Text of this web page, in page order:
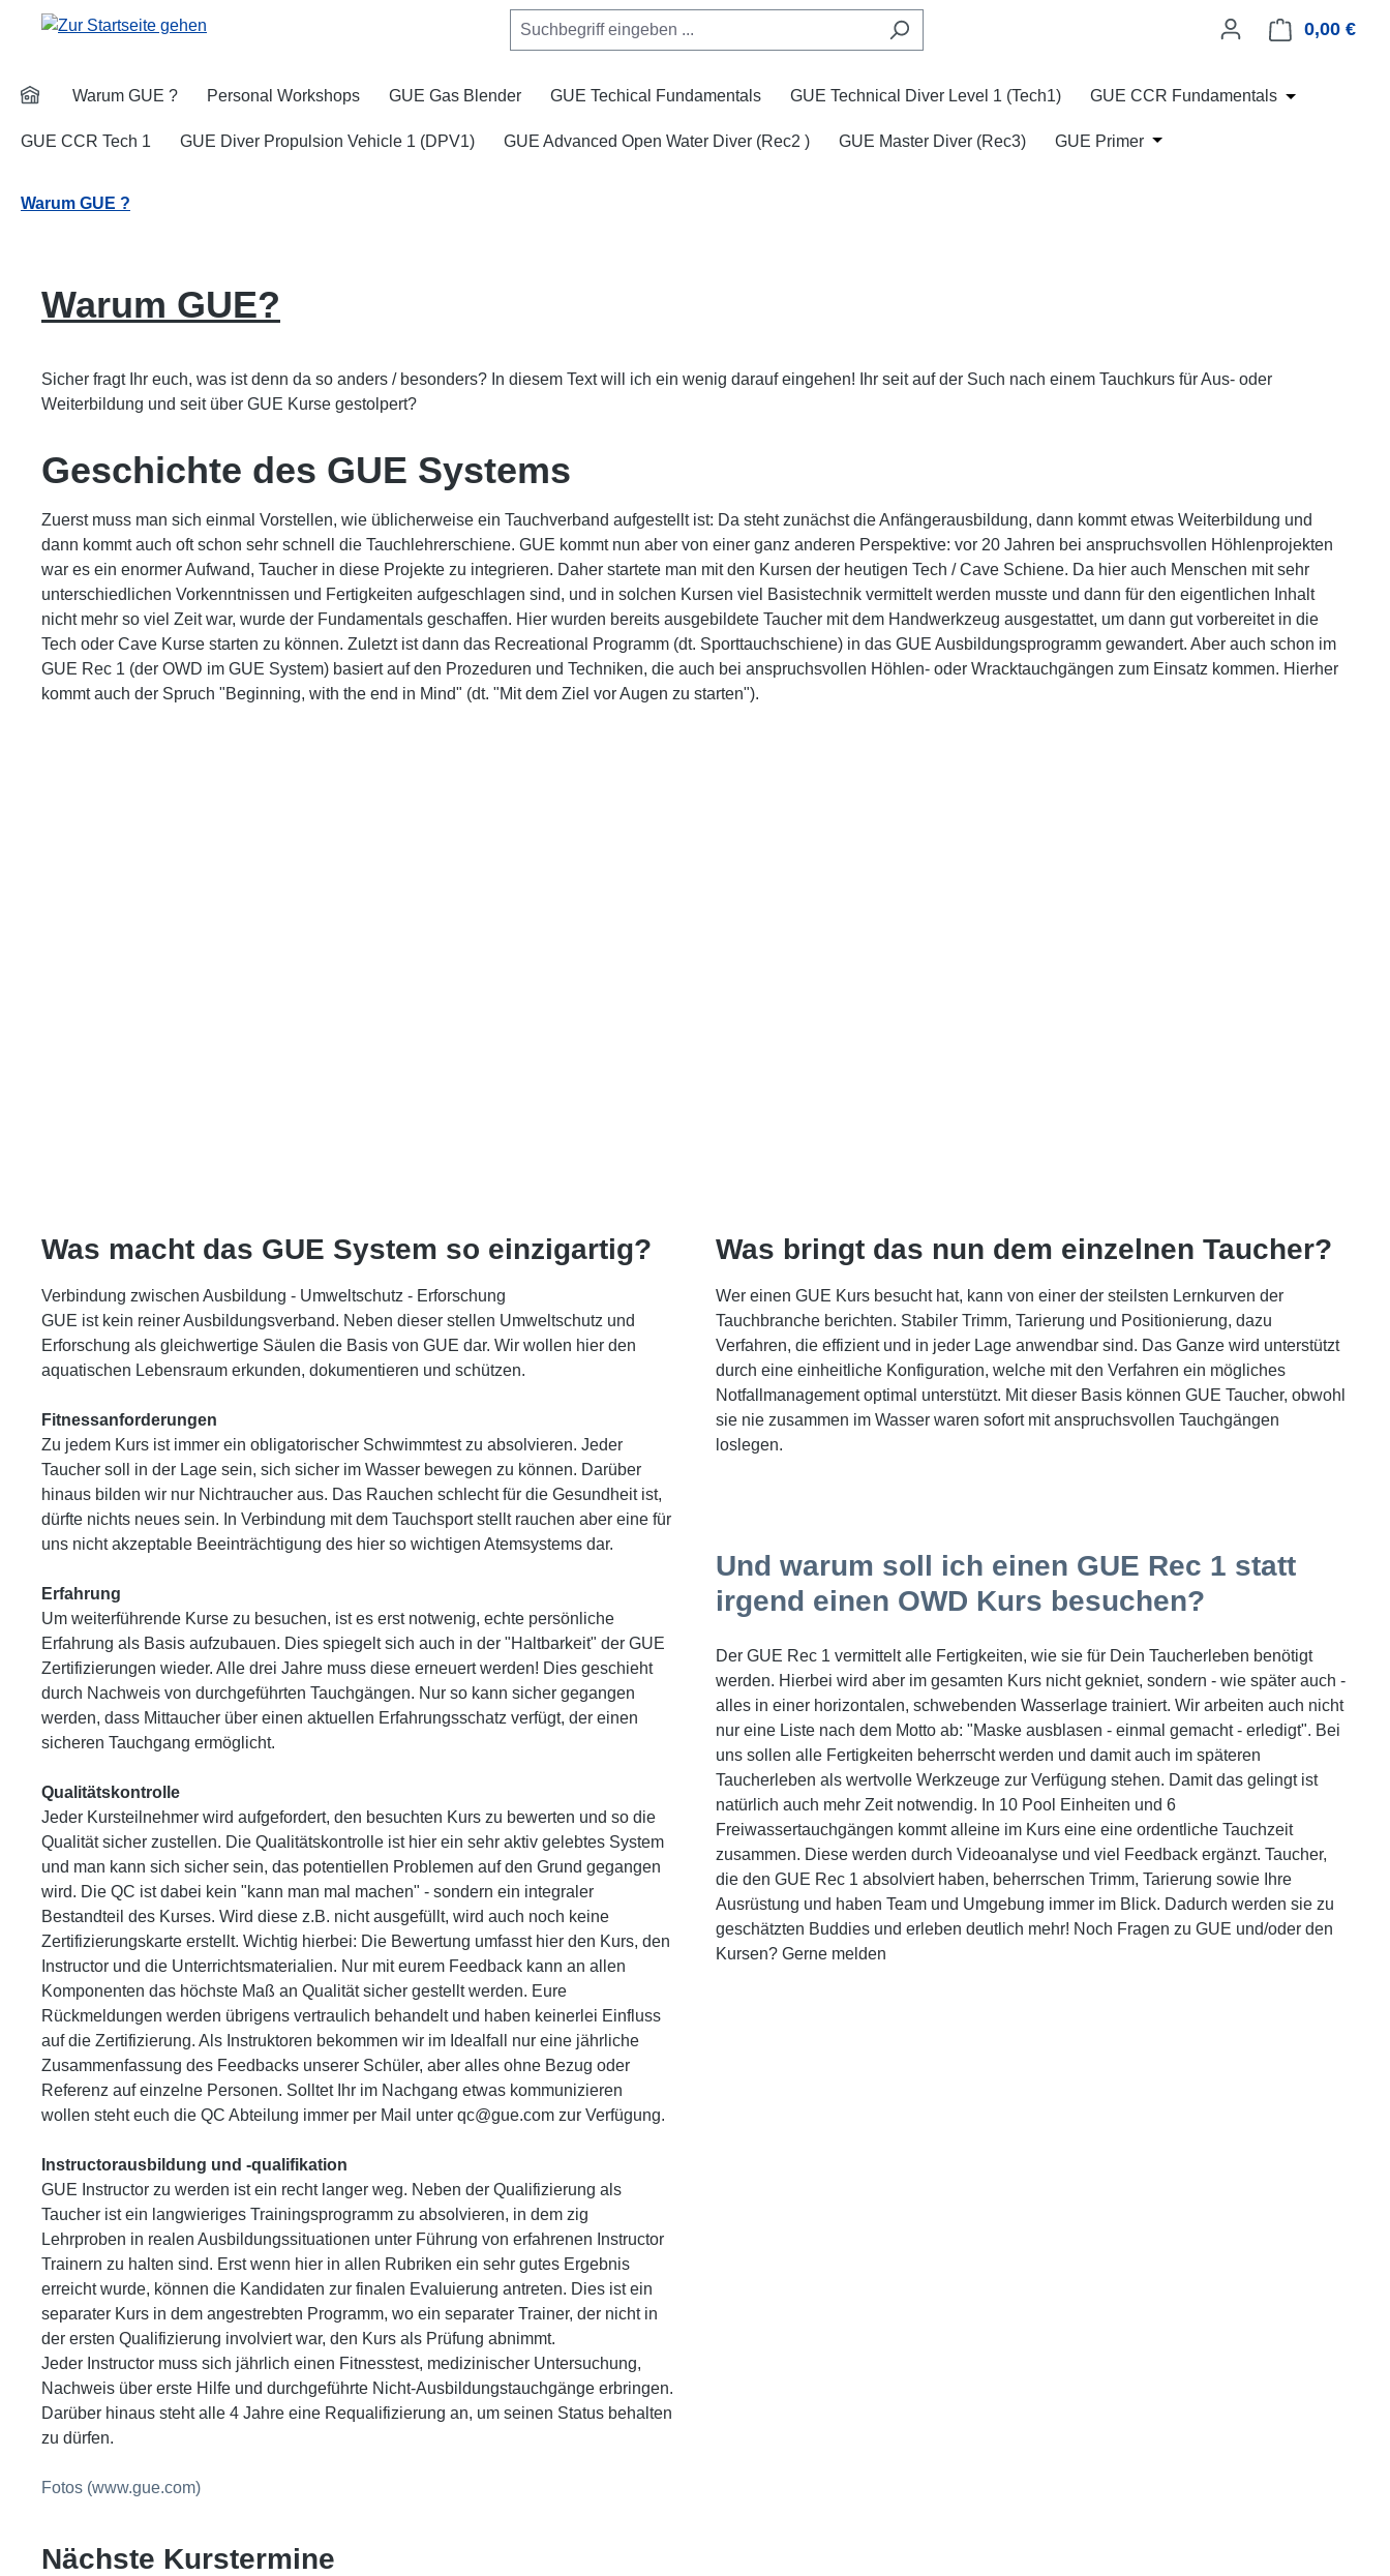
Hauptinhalt springen
Zur Suche springen
Zur Hauptnavigation springen 0,00 €
Warum GUE ? Personal Workshops GUE Gas Blender GUE Techical Fundamentals GUE Technical Diver Level 1 (Tech1) GUE CCR Fundamentals Öffne oder
GUE CCR Tech 1 GUE Diver Propulsion Vehicle 1 (DPV1) GUE Advanced Open Water Diver (Rec2 ) GUE Master Diver (Rec3) GUE Primer Öffne oder Schließe das
Warum GUE ?
Warum GUE?
Sicher fragt Ihr euch, was ist denn da so anders / besonders? In diesem Text will ich ein wenig darauf eingehen! Ihr seit auf der Such nach einem Tauchkurs für Aus- oder
Weiterbildung und seit über GUE Kurse gestolpert?
Geschichte des GUE Systems
Zuerst muss man sich einmal Vorstellen, wie üblicherweise ein Tauchverband aufgestellt ist: Da steht zunächst die Anfängerausbildung, dann kommt etwas Weiterbildung und
dann kommt auch oft schon sehr schnell die Tauchlehrerschiene. GUE kommt nun aber von einer ganz anderen Perspektive: vor 20 Jahren bei anspruchsvollen Höhlenprojekten
war es ein enormer Aufwand, Taucher in diese Projekte zu integrieren. Daher startete man mit den Kursen der heutigen Tech / Cave Schiene. Da hier auch Menschen mit sehr
unterschiedlichen Vorkenntnissen und Fertigkeiten aufgeschlagen sind, und in solchen Kursen viel Basistechnik vermittelt werden musste und dann für den eigentlichen Inhalt
nicht mehr so viel Zeit war, wurde der Fundamentals geschaffen. Hier wurden bereits ausgebildete Taucher mit dem Handwerkzeug ausgestattet, um dann gut vorbereitet in die
Tech oder Cave Kurse starten zu können. Zuletzt ist dann das Recreational Programm (dt. Sporttauchschiene) in das GUE Ausbildungsprogramm gewandert. Aber auch schon im
GUE Rec 1 (der OWD im GUE System) basiert auf den Prozeduren und Techniken, die auch bei anspruchsvollen Höhlen- oder Wracktauchgängen zum Einsatz kommen. Hierher
kommt auch der Spruch "Beginning, with the end in Mind" (dt. "Mit dem Ziel vor Augen zu starten").
Was macht das GUE System so einzigartig?
Verbindung zwischen Ausbildung - Umweltschutz - Erforschung
GUE ist kein reiner Ausbildungsverband. Neben dieser stellen Umweltschutz und
Erforschung als gleichwertige Säulen die Basis von GUE dar. Wir wollen hier den
aquatischen Lebensraum erkunden, dokumentieren und schützen.
Fitnessanforderungen
Zu jedem Kurs ist immer ein obligatorischer Schwimmtest zu absolvieren. Jeder
Taucher soll in der Lage sein, sich sicher im Wasser bewegen zu können. Darüber
hinaus bilden wir nur Nichtraucher aus. Das Rauchen schlecht für die Gesundheit ist,
dürfte nichts neues sein. In Verbindung mit dem Tauchsport stellt rauchen aber eine für
uns nicht akzeptable Beeinträchtigung des hier so wichtigen Atemsystems dar.
Erfahrung
Um weiterführende Kurse zu besuchen, ist es erst notwenig, echte persönliche
Erfahrung als Basis aufzubauen. Dies spiegelt sich auch in der "Haltbarkeit" der GUE
Zertifizierungen wieder. Alle drei Jahre muss diese erneuert werden! Dies geschieht
durch Nachweis von durchgeführten Tauchgängen. Nur so kann sicher gegangen
werden, dass Mittaucher über einen aktuellen Erfahrungsschatz verfügt, der einen
sicheren Tauchgang ermöglicht.
Qualitätskontrolle
Jeder Kursteilnehmer wird aufgefordert, den besuchten Kurs zu bewerten und so die
Qualität sicher zustellen. Die Qualitätskontrolle ist hier ein sehr aktiv gelebtes System
und man kann sich sicher sein, das potentiellen Problemen auf den Grund gegangen
wird. Die QC ist dabei kein "kann man mal machen" - sondern ein integraler
Bestandteil des Kurses. Wird diese z.B. nicht ausgefüllt, wird auch noch keine
Zertifizierungskarte erstellt. Wichtig hierbei: Die Bewertung umfasst hier den Kurs, den
Instructor und die Unterrichtsmaterialien. Nur mit eurem Feedback kann an allen
Komponenten das höchste Maß an Qualität sicher gestellt werden. Eure
Rückmeldungen werden übrigens vertraulich behandelt und haben keinerlei Einfluss
auf die Zertifizierung. Als Instruktoren bekommen wir im Idealfall nur eine jährliche
Zusammenfassung des Feedbacks unserer Schüler, aber alles ohne Bezug oder
Referenz auf einzelne Personen. Solltet Ihr im Nachgang etwas kommunizieren
wollen steht euch die QC Abteilung immer per Mail unter qc@gue.com zur Verfügung.
Instructorausbildung und -qualifikation
GUE Instructor zu werden ist ein recht langer weg. Neben der Qualifizierung als
Taucher ist ein langwieriges Trainingsprogramm zu absolvieren, in dem zig
Lehrproben in realen Ausbildungssituationen unter Führung von erfahrenen Instructor
Trainern zu halten sind. Erst wenn hier in allen Rubriken ein sehr gutes Ergebnis
erreicht wurde, können die Kandidaten zur finalen Evaluierung antreten. Dies ist ein
separater Kurs in dem angestrebten Programm, wo ein separater Trainer, der nicht in
der ersten Qualifizierung involviert war, den Kurs als Prüfung abnimmt.
Jeder Instructor muss sich jährlich einen Fitnesstest, medizinischer Untersuchung,
Nachweis über erste Hilfe und durchgeführte Nicht-Ausbildungstauchgänge erbringen.
Darüber hinaus steht alle 4 Jahre eine Requalifizierung an, um seinen Status behalten
zu dürfen.
Fotos (www.gue.com)
Was bringt das nun dem einzelnen Taucher?
Wer einen GUE Kurs besucht hat, kann von einer der steilsten Lernkurven der
Tauchbranche berichten. Stabiler Trimm, Tarierung und Positionierung, dazu
Verfahren, die effizient und in jeder Lage anwendbar sind. Das Ganze wird unterstützt
durch eine einheitliche Konfiguration, welche mit den Verfahren ein mögliches
Notfallmanagement optimal unterstützt. Mit dieser Basis können GUE Taucher, obwohl
sie nie zusammen im Wasser waren sofort mit anspruchsvollen Tauchgängen
loslegen.
Und warum soll ich einen GUE Rec 1 statt
irgend einen OWD Kurs besuchen?
Der GUE Rec 1 vermittelt alle Fertigkeiten, wie sie für Dein Taucherleben benötigt
werden. Hierbei wird aber im gesamten Kurs nicht gekniet, sondern - wie später auch -
alles in einer horizontalen, schwebenden Wasserlage trainiert. Wir arbeiten auch nicht
nur eine Liste nach dem Motto ab: "Maske ausblasen - einmal gemacht - erledigt". Bei
uns sollen alle Fertigkeiten beherrscht werden und damit auch im späteren
Taucherleben als wertvolle Werkzeuge zur Verfügung stehen. Damit das gelingt ist
natürlich auch mehr Zeit notwendig. In 10 Pool Einheiten und 6
Freiwassertauchgängen kommt alleine im Kurs eine eine ordentliche Tauchzeit
zusammen. Diese werden durch Videoanalyse und viel Feedback ergänzt. Taucher,
die den GUE Rec 1 absolviert haben, beherrschen Trimm, Tarierung sowie Ihre
Ausrüstung und haben Team und Umgebung immer im Blick. Dadurch werden sie zu
geschätzten Buddies und erleben deutlich mehr! Noch Fragen zu GUE und/oder den
Kursen? Gerne melden
Nächste Kurstermine